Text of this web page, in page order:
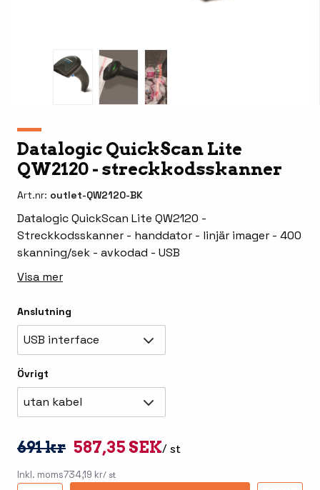
Datalogic QuickScan Lite
QW2120 - streckkodsskanner
Art.nr: outlet-QW2120-BK
Datalogic QuickScan Lite QW2120 -
Streckkodsskanner - handdator - linjär imager - 400
skanning/sek - avkodad - USB
Visa mer
Anslutning
USB interface
Övrigt
utan kabel
691 kr 587,35 SEK/ st
Inkl. moms734,19 kr/ st